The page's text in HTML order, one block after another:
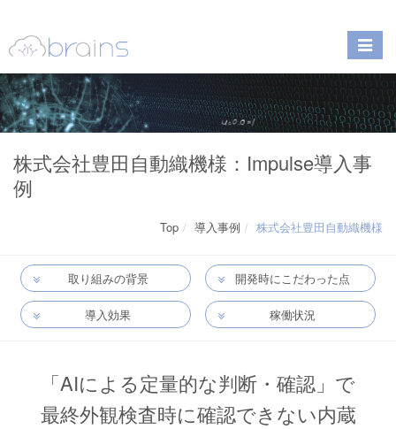
株式会社豊田自動織機様：Impulse導入事
例
Top 導入事例 株式会社豊田自動織機様
取り組みの背景 開発時にこだわった点
導入効果 稼働状況
「AIによる定量的な判断・確認」で
最終外観検査時に確認できない内蔵